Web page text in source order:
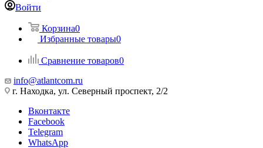
Войти
Корзина0
Избранные товары0
Сравнение товаров0
info@atlantcom.ru
г. Находка, ул. Северный проспект, 2/2
Вконтакте
Facebook
Telegram
WhatsApp